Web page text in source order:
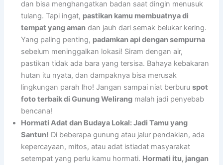
dan bisa menghangatkan badan saat dingin menusuk
tulang. Tapi ingat, pastikan kamu membuatnya di
tempat yang aman dan jauh dari semak belukar kering.
Yang paling penting, padamkan api dengan sempurna
sebelum meninggalkan lokasi! Siram dengan air,
pastikan tidak ada bara yang tersisa. Bahaya kebakaran
hutan itu nyata, dan dampaknya bisa merusak
lingkungan parah lho! Jangan sampai niat berburuspot
foto terbaik di Gunung Welirang malah jadi penyebab
bencana!
Hormati Adat dan Budaya Lokal: Jadi Tamu yang
Santun! Di beberapa gunung atau jalur pendakian, ada
kepercayaan, mitos, atau adat istiadat masyarakat
setempat yang perlu kamu hormati. Hormati itu, jangan